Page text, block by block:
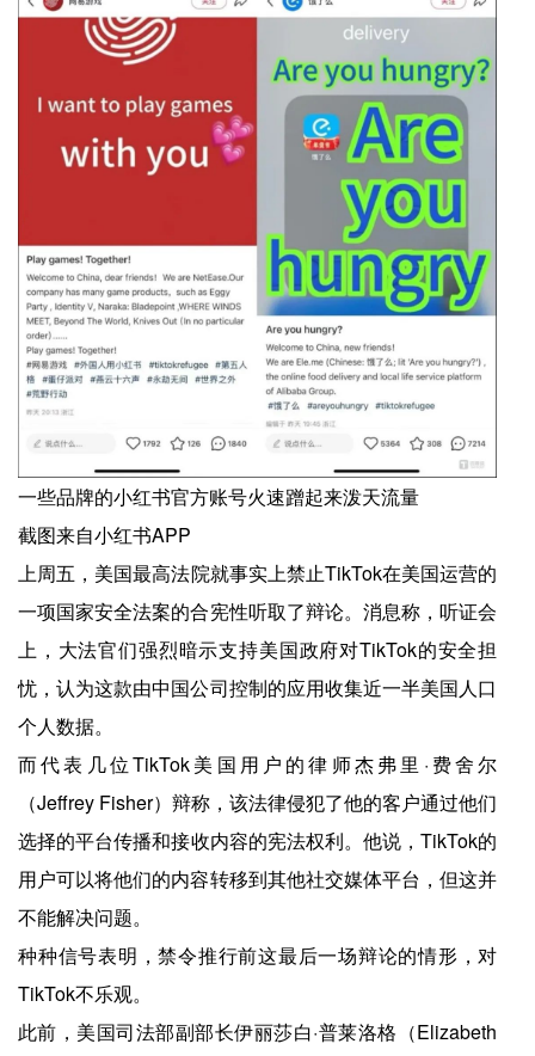
一些品牌的小红书官方账号火速蹭起来泼天流量
截图来自小红书APP
上周五，美国最高法院就事实上禁止TikTok在美国运营的
一项国家安全法案的合宪性听取了辩论。消息称，听证会
上，大法官们强烈暗示支持美国政府对TikTok的安全担
忧，认为这款由中国公司控制的应用收集近一半美国人口
个人数据。
而代表几位TikTok美国用户的律师杰弗里·费舍尔
（Jeffrey Fisher）辩称，该法律侵犯了他的客户通过他们
选择的平台传播和接收内容的宪法权利。他说，TikTok的
用户可以将他们的内容转移到其他社交媒体平台，但这并
不能解决问题。
种种信号表明，禁令推行前这最后一场辩论的情形，对
TikTok不乐观。
此前，美国司法部副部长伊丽莎白·普莱洛格（Elizabeth